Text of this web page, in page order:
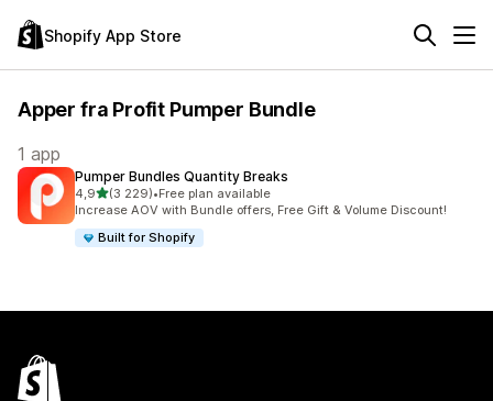
Shopify App Store
Apper fra Profit Pumper Bundle
1 app
Pumper Bundles Quantity Breaks
4,9av 5 stjerner
(3 229)
Totalt 3229 omtaler
•Free plan available
Increase AOV with Bundle offers, Free Gift & Volume Discount!
Built for Shopify